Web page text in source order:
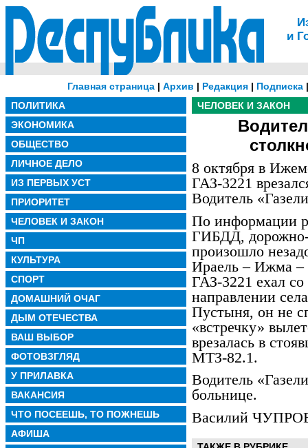
и
Главная страница | Архив | Редакция | Подписка
ПОЛИТИКА
ЭКОНОМИКА
ОБЩЕСТВО
ЛИЧНОЕ ДЕЛО
ИЗ ПЕРВЫХ УСТ
ПРИОРИТЕТ
ЧЕЛОВЕК И ЗАКОН
ЧП
КУЛЬТУРА
СПОРТ
ДОМАШНИЙ ОЧАГ
ДЫМ ОТЕЧЕСТВА
ВАШ ВЫБОР
ФОТОВЗГЛЯД
У ПРИЛАВКА
ВАКАНСИЯ
ЧТО ПОСЕЕШЬ, ТО ПОЖНЕШЬ
АФИША
ЧЕЛОВЕК И ЗАКОН
8 октября в
ГАЗ-3221
Водитель
По информации
ГИБДД, дорожно-
произошло
Ираель – Ижма –
ГАЗ-3221 ехал
направлении
Пустыня, он не
«встречку»
врезалась в
МТЗ-82.1.
Водитель
больнице.
Василий